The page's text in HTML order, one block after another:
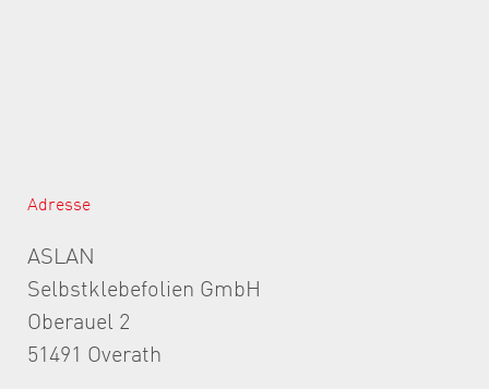
Adresse
ASLAN
Selbstklebefolien GmbH
Oberauel 2
51491 Overath